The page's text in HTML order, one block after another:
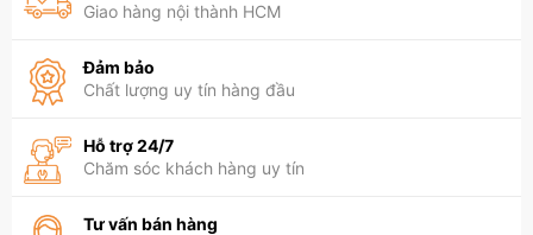
Giao hàng nội thành HCM
Đảm bảo
Chất lượng uy tín hàng đầu
Hỗ trợ 24/7
Chăm sóc khách hàng uy tín
Tư vấn bán hàng